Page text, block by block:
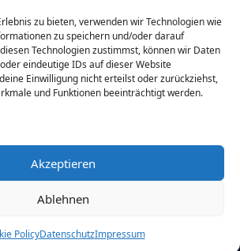
zu bieten, verwenden wir Technologien wie
zu speichern und/oder darauf
Technologien zustimmst, können wir Daten
eindeutige IDs auf dieser Website
Einwilligung nicht erteilst oder zurückziehst,
und Funktionen beeinträchtigt werden.
Akzeptieren
Ablehnen
PolicyDatenschutzImpressum
Alle Rechte vorbehalten.